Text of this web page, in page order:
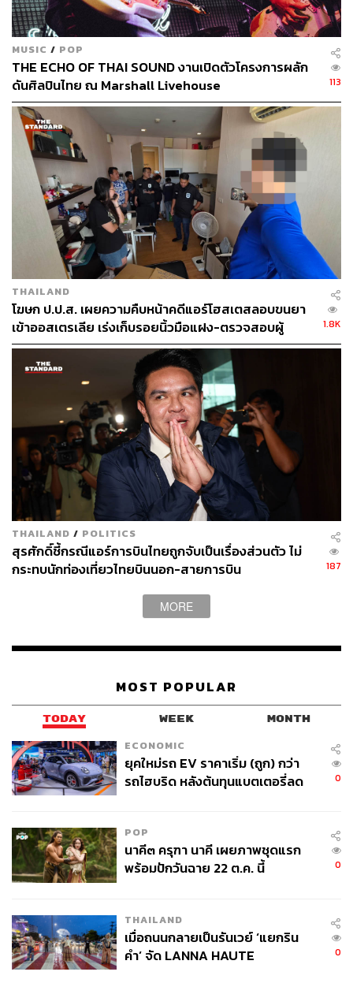
MUSIC / POP
THE ECHO OF THAI SOUND งานเปิดตัวโครงการผลัก
ดันศิลปินไทย ณ Marshall Livehouse
113
THAILAND
โฆษก ป.ป.ส. เผยความคืบหน้าคดีแอร์โฮสเตสลอบขนยา
เข้าออสเตรเลีย เร่งเก็บรอยนิ้วมือแฝง-ตรวจสอบผู้
เกี่ยวข้อง จ่อขยายผลถึงบ้านแม่ที่พะเยา
1.8K
THAILAND / POLITICS
สุรศักดิ์ชี้กรณีแอร์การบินไทยถูกจับเป็นเรื่องส่วนตัว ไม่
กระทบนักท่องเที่ยวไทยบินนอก-สายการบิน
187
MORE
MOST POPULAR
TODAY WEEK MONTH
ECONOMIC
ยุคใหม่รถ EV ราคาเริ่ม (ถูก) กว่า
รถไฮบริด หลังต้นทุนแบตเตอรี่ลด
0
POP
นาคี๓ ครุฑา นาคี เผยภาพชุดแรก
พร้อมปักวันฉาย 22 ต.ค. นี้
0
THAILAND
เมื่อถนนกลายเป็นรันเวย์ ‘แยกริน
คำ’ จัด LANNA HAUTE
0